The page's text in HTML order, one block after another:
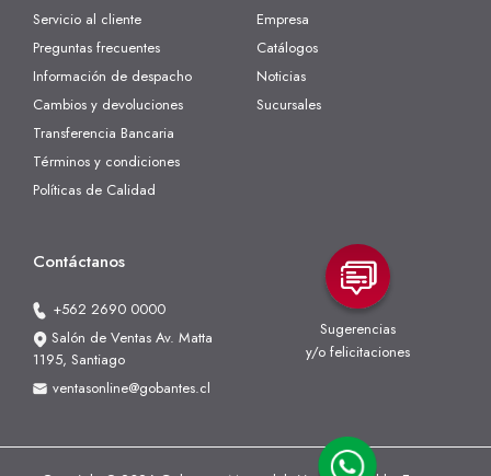
Servicio al cliente
Preguntas frecuentes
Información de despacho
Cambios y devoluciones
Transferencia Bancaria
Términos y condiciones
Políticas de Calidad
Empresa
Catálogos
Noticias
Sucursales
Contáctanos
+562 2690 0000
Salón de Ventas Av. Matta
1195, Santiago
ventasonline@gobantes.cl
Sugerencias
y/o felicitaciones